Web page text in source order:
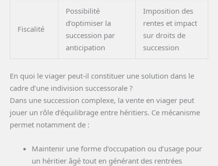
Fiscalité
Possibilité
d’optimiser la
succession par
anticipation
Imposition des
rentes et impact
sur droits de
succession
En quoi le viager peut-il constituer une solution dans le
cadre d’une indivision successorale ?
Dans une succession complexe, la vente en viager peut
jouer un rôle d’équilibrage entre héritiers. Ce mécanisme
permet notamment de :
Maintenir une forme d’occupation ou d’usage pour
un héritier âgé tout en générant des rentrées